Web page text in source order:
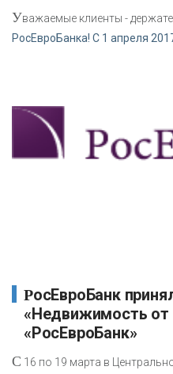
Уважаемые клиенты -
РосЕвроБанка! С 1 апреля
РосЕвроБанк принял участие в выставке
«Недвижимость от
«РосЕвроБанк»
C 16 по 19 марта в